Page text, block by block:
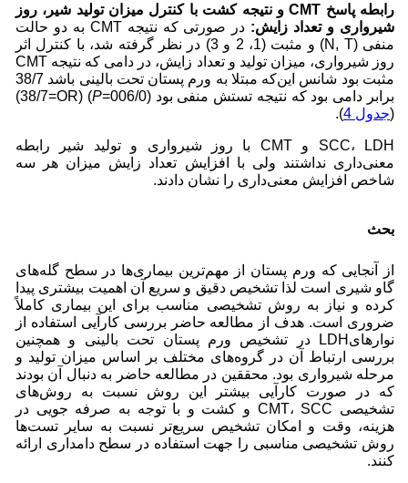
رابطه پاسخ CMTو نتیجه کشت با کنترل میزان تولید شیر، روز
شیرواری و تعداد زایش:
در صورتی که نتیجه CMT به دو حالت
منفی (N, T) و مثبت (1، 2 و 3) در نظر گرفته شد، با کنترل اثر
روز شیرواری، میزان تولید و تعداد زایش، در دامی که نتیجه CMT
مثبت بود شانس این‌که مبتلا به ورم پستان تحت بالینی باشد 38/7
برابر دامی بود که نتیجه تستش منفی بود (006/0=
P
) (38/7=OR)
(جدول 4 ).
SCC، LDH و CMT با روز شیرواری و تولید شیر رابطه
معنی‌داری نداشتند ولی با افزایش تعداد زایش میزان هر سه
شاخص افزایش معنی‌داری را نشان دادند.
بحث
از آنجایی که ورم پستان از مهم‌ترین بیماری‌ها در سطح گله‌های
گاو شیری است لذا تشخیص دقیق و سریع آن اهمیت بیشتری پیدا
کرده و نیاز به روش تشخیصی مناسب برای این بیماری کاملاً
ضروری است. هدف از مطالعه حاضر بررسی کارآیی استفاده از
نوارهایLDH در تشخیص ورم پستان تحت بالینی و همچنین
بررسی ارتباط آن در گروه‌های مختلف بر اساس میزان تولید و
مرحله شیرواری بود. محققین در مطالعه حاضر به دنبال آن بودند
که در صورت کارآیی بیشتر این روش نسبت به روش‌های
تشخیصی CMT، SCC و کشت و با توجه به صرفه جویی در
هزینه، وقت و امکان تشخیص سریع‌تر نسبت به سایر تست‌ها
روش تشخیصی مناسبی را جهت استفاده در سطح دامداری ارائه
کنند.